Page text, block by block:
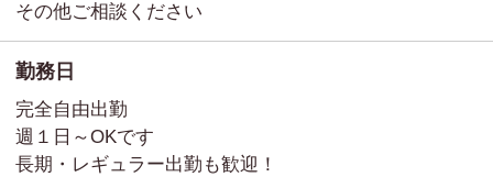
その他ご相談ください
勤務日
完全自由出勤
週１日～OKです
長期・レギュラー出勤も歓迎！